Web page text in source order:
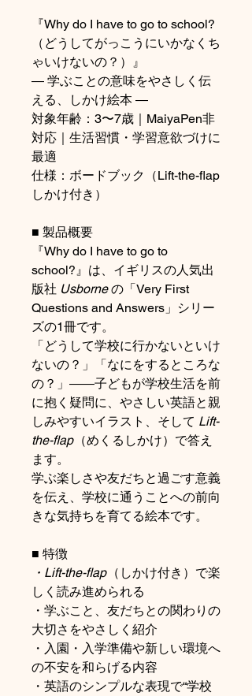
『Why do I have to go to school?
（どうしてがっこうにいかなくち
ゃいけないの？）』
― 学ぶことの意味をやさしく伝
える、しかけ絵本 ―
対象年齢：3〜7歳｜MaiyaPen非
対応｜生活習慣・学習意欲づけに
最適
仕様：ボードブック（Lift-the-flap
しかけ付き）
■ 製品概要
『Why do I have to go to
school?』は、イギリスの人気出
版社 Usborneの「Very First
Questions and Answers」シリー
ズの1冊です。
「どうして学校に行かないといけ
ないの？」「なにをするところな
の？」――子どもが学校生活を前
に抱く疑問に、やさしい英語と親
しみやすいイラスト、そして Lift-
the-flap （めくるしかけ）で答え
ます。
学ぶ楽しさや友だちと過ごす意義
を伝え、学校に通うことへの前向
きな気持ちを育てる絵本です。
■ 特徴
・Lift-the-flap （しかけ付き）で楽
しく読み進められる
・学ぶこと、友だちとの関わりの
大切さをやさしく紹介
・入園・入学準備や新しい環境へ
の不安を和らげる内容
・英語のシンプルな表現で“学校